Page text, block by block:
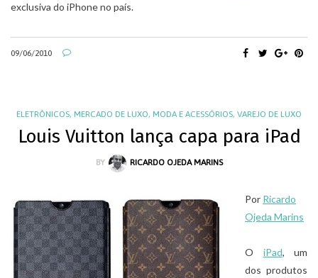
exclusiva do iPhone no país.
09/06/2010
ELETRÔNICOS, MERCADO DE LUXO, MODA E ACESSÓRIOS, VAREJO DE LUXO
Louis Vuitton lança capa para iPad
BY RICARDO OJEDA MARINS
Por Ricardo
Ojeda Marins
O iPad, um
dos produtos